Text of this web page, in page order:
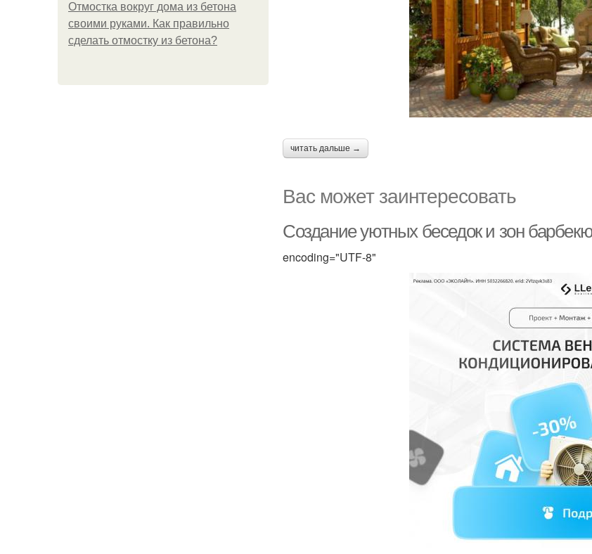
Отмостка вокруг дома из бетона
своими руками. Как правильно
сделать отмостку из бетона?
читать дальше →
Вас может заинтересовать
Создание уютных беседок и зон
encoding="UTF-8"